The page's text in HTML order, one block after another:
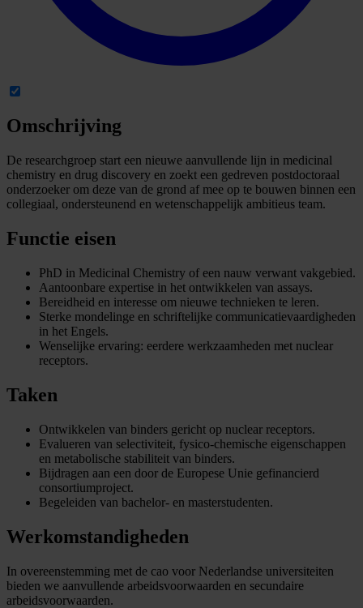
Omschrijving
De researchgroep start een nieuwe aanvullende lijn in medicinal
chemistry en drug discovery en zoekt een gedreven postdoctoraal
onderzoeker om deze van de grond af mee op te bouwen binnen een
collegiaal, ondersteunend en wetenschappelijk ambitieus team.
Functie eisen
PhD in Medicinal Chemistry of een nauw verwant vakgebied.
Aantoonbare expertise in het ontwikkelen van assays.
Bereidheid en interesse om nieuwe technieken te leren.
Sterke mondelinge en schriftelijke communicatievaardigheden
in het Engels.
Wenselijke ervaring: eerdere werkzaamheden met nuclear
receptors.
Taken
Ontwikkelen van binders gericht op nuclear receptors.
Evalueren van selectiviteit, fysico‑chemische eigenschappen
en metabolische stabiliteit van binders.
Bijdragen aan een door de Europese Unie gefinancierd
consortiumproject.
Begeleiden van bachelor- en masterstudenten.
Werkomstandigheden
In overeenstemming met de cao voor Nederlandse universiteiten
bieden we aanvullende arbeidsvoorwaarden en secundaire
arbeidsvoorwaarden.